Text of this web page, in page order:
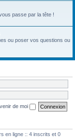
passe par la tête !
ou poser vos questions ou
de moi
en ligne :: 4 inscrits et 0